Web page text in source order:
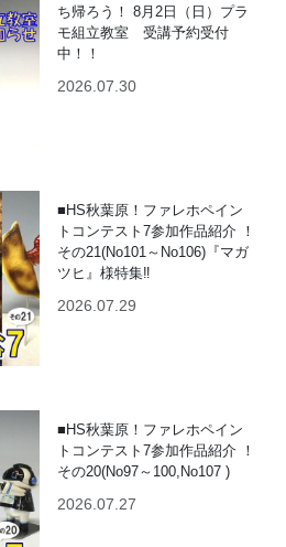
ち帰ろう！ 8月2日（日）プラ
モ組立教室 受講予約受付
中！！
2026.07.30
■HS秋葉原！ファレホペイン
トコンテスト7参加作品紹介 ！
その21(No101～No106)『マガ
ツヒ』様特集‼
2026.07.29
■HS秋葉原！ファレホペイン
トコンテスト7参加作品紹介 ！
その20(No97～100,No107 )
2026.07.27